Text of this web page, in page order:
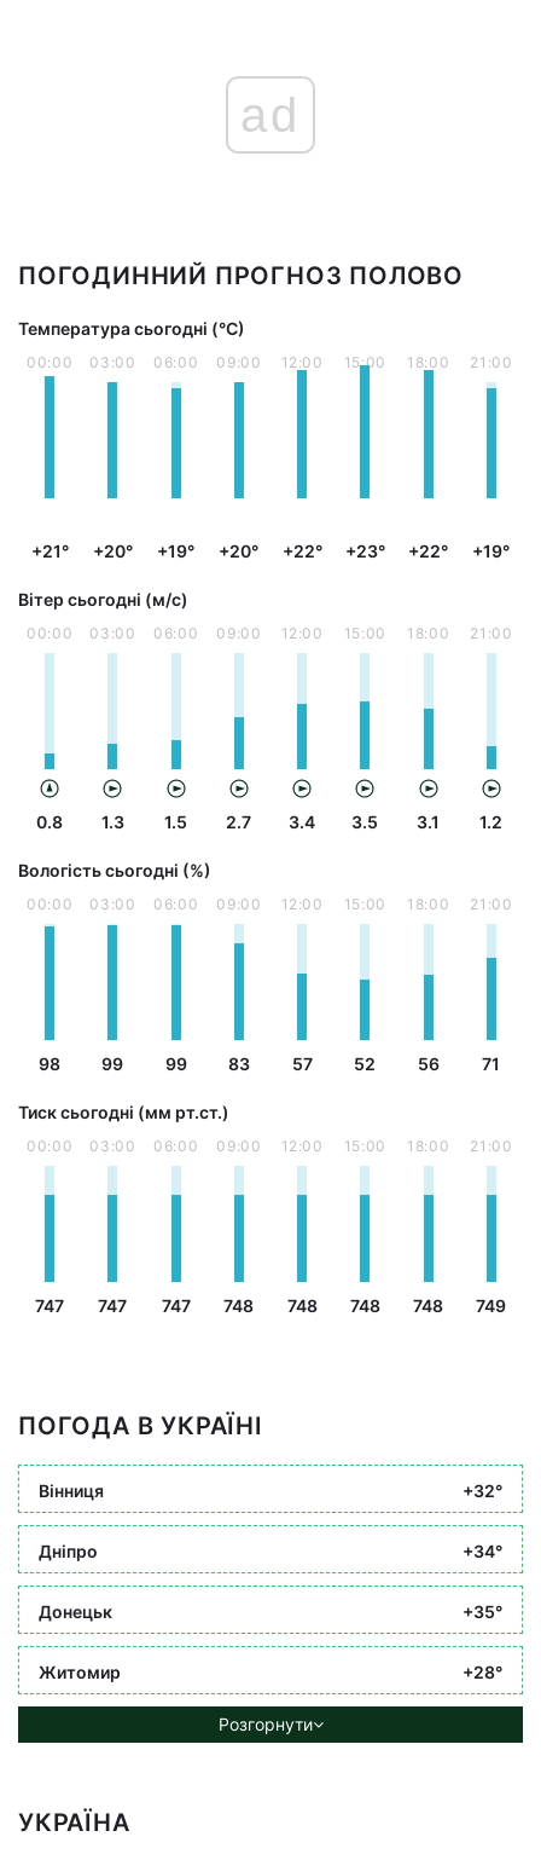
ad
ПОГОДИННИЙ ПРОГНОЗ ПОЛОВО
Температура сьогодні (°С)
00:00
+21°
03:00
+20°
06:00
+19°
09:00
+20°
12:00
+22°
15:00
+23°
18:00
+22°
21:00
+19°
Вітер сьогодні (м/с)
00:00
0.8
03:00
1.3
06:00
1.5
09:00
2.7
12:00
3.4
15:00
3.5
18:00
3.1
21:00
1.2
Вологість сьогодні (%)
00:00
98
03:00
99
06:00
99
09:00
83
12:00
57
15:00
52
18:00
56
21:00
71
Тиск сьогодні (мм рт.ст.)
00:00
747
03:00
747
06:00
747
09:00
748
12:00
748
15:00
748
18:00
748
21:00
749
ПОГОДА В УКРАЇНІ
Вінниця +32°
Дніпро +34°
Донецьк +35°
Житомир +28°
Розгорнути
УКРАЇНА